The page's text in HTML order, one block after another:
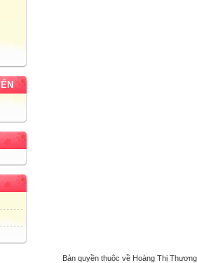
Bản quyền thuộc về Hoàng Thị